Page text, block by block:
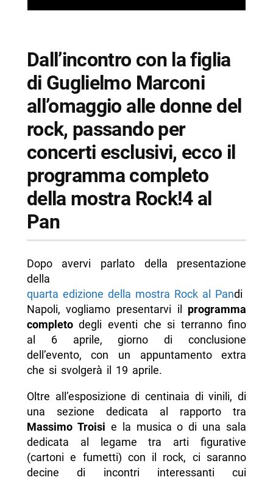
Dall’incontro con la figlia
di Guglielmo Marconi
all’omaggio alle donne del
rock, passando per
concerti esclusivi, ecco il
programma completo
della mostra Rock!4 al
Pan
Dopo avervi parlato della presentazione
della
quarta edizione della mostra Rock al Pandi
Napoli, vogliamo presentarvi il programma
completodegli eventi che si terranno fino
al 6 aprile, giorno di conclusione
dell’evento, con un appuntamento extra
che si svolgerà il 19 aprile.
Oltre all’esposizione di centinaia di vinili, di
una sezione dedicata al rapporto tra
Massimo Troisi e la musica o di una sala
dedicata al legame tra arti figurative
(cartoni e fumetti) con il rock, ci saranno
decine di incontri interessanti cui